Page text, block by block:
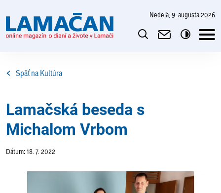
nedeľa, 9. augusta 2026
Späť na Kultúra
Lamačská beseda s
Michalom Vrbom
Dátum: 18. 7. 2022